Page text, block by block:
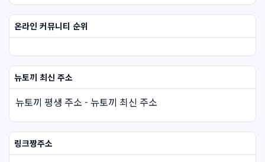
온라인 커뮤니티 순위
뉴토끼 최신 주소
뉴토끼 평생 주소 - 뉴토끼 최신 주소
링크짱주소